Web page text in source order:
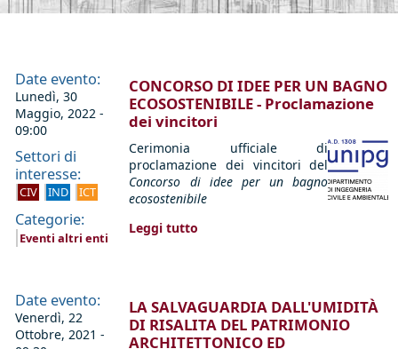
Date evento:
Lunedì, 30
Maggio, 2022 -
09:00
Settori di
interesse:
CIV IND ICT
Categorie:
Eventi altri enti
CONCORSO DI IDEE PER UN BAGNO
ECOSOSTENIBILE - Proclamazione
dei vincitori
Cerimonia ufficiale di
proclamazione dei vincitori del
Concorso di idee per un bagno
ecosostenibile
Leggi tutto
Date evento:
Venerdì, 22
Ottobre, 2021 -
LA SALVAGUARDIA DALL'UMIDITÀ
DI RISALITA DEL PATRIMONIO
ARCHITETTONICO ED